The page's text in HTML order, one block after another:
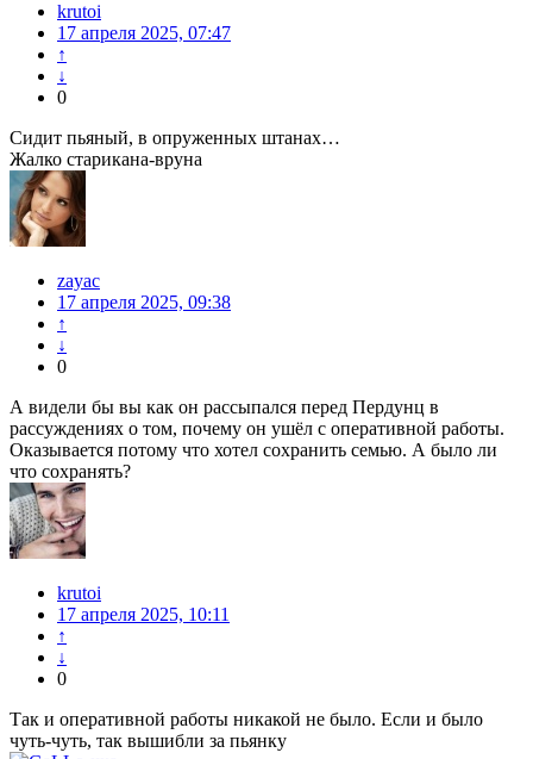
krutoi
17 апреля 2025, 07:47
↑
↓
0
Сидит пьяный, в опруженных штанах…
Жалко старикана-вруна
zayac
17 апреля 2025, 09:38
↑
↓
0
А видели бы вы как он рассыпался перед Пердунц в
рассуждениях о том, почему он ушёл с оперативной работы.
Оказывается потому что хотел сохранить семью. А было ли
что сохранять?
krutoi
17 апреля 2025, 10:11
↑
↓
0
Так и оперативной работы никакой не было. Если и было
чуть-чуть, так вышибли за пьянку